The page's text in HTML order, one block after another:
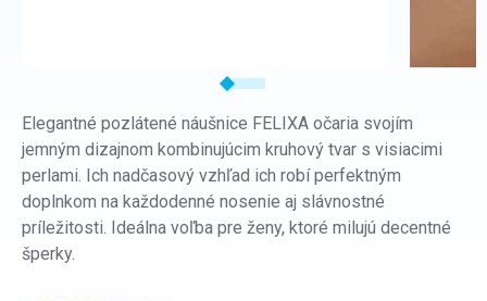
Elegantné pozlátené náušnice FELIXA očaria svojím
jemným dizajnom kombinujúcim kruhový tvar s visiacimi
perlami. Ich nadčasový vzhľad ich robí perfektným
doplnkom na každodenné nosenie aj slávnostné
príležitosti. Ideálna voľba pre ženy, ktoré milujú decentné
šperky.